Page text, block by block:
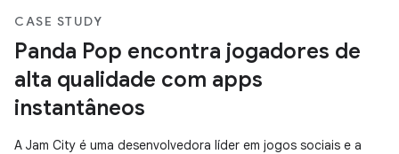
CASE STUDY
Panda Pop encontra jogadores de
alta qualidade com apps
instantâneos
A Jam City é uma desenvolvedora líder em jogos sociais e a